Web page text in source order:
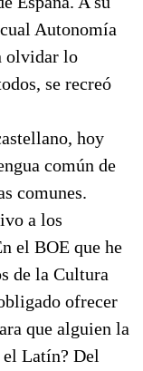
Autonomía
olvidar lo
se recreó
hoy
común de
comunes.
a los
el BOE que he
de la Cultura
ofrecer
que alguien la
Latín? Del